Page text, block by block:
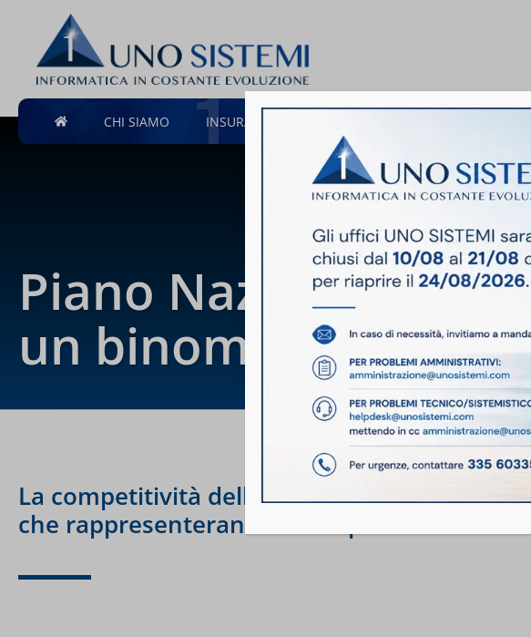
contenuto
CHI SIAMO INSURANCE
Piano Nazionale
un binomio per la
La competitività delle aziende passerà
che rappresenteranno un importante asset